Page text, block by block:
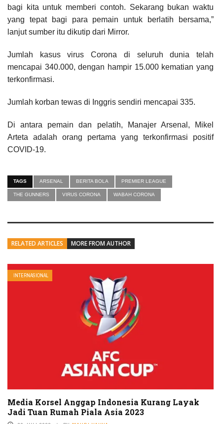
bagi kita untuk memberi contoh. Sekarang bukan waktu
yang tepat bagi para pemain untuk berlatih bersama,”
lanjut sumber itu dikutip dari Mirror.
Jumlah kasus virus Corona di seluruh dunia telah
mencapai 340.000, dengan hampir 15.000 kematian yang
terkonfirmasi.
Jumlah korban tewas di Inggris sendiri mencapai 335.
Di antara pemain dan pelatih, Manajer Arsenal, Mikel
Arteta adalah orang pertama yang terkonfirmasi positif
COVID-19.
TAGS ARSENAL BERITA BOLA PREMIER LEAGUE
THE GUNNERS VIRUS CORONA WABAH CORONA
RELATED ARTICLES MORE FROM AUTHOR
INTERNASIONAL
Media Korsel Anggap Indonesia Kurang Layak
Jadi Tuan Rumah Piala Asia 2023